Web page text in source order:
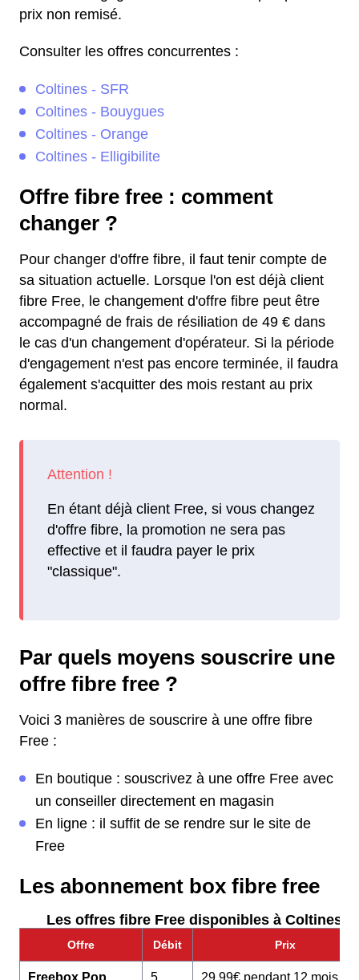
prix non remisé.
Consulter les offres concurrentes :
Coltines - SFR
Coltines - Bouygues
Coltines - Orange
Coltines - Elligibilite
Offre fibre free : comment
changer ?
Pour changer d'offre fibre, il faut tenir compte de
sa situation actuelle. Lorsque l'on est déjà client
fibre Free, le changement d'offre fibre peut être
accompagné de frais de résiliation de 49 € dans
le cas d'un changement d'opérateur. Si la période
d'engagement n'est pas encore terminée, il faudra
également s'acquitter des mois restant au prix
normal.
En étant déjà client Free, si vous changez
d'offre fibre, la promotion ne sera pas
effective et il faudra payer le prix
"classique".
Par quels moyens souscrire une
offre fibre free ?
Voici 3 manières de souscrire à une offre fibre
Free :
En boutique : souscrivez à une offre Free avec
un conseiller directement en magasin
En ligne : il suffit de se rendre sur le site de
Free
Les abonnement box fibre free
Les offres fibre Free disponibles à Coltines :
Offre Débit Prix
Freebox Pop 5 29,99€ pendant 12 mois